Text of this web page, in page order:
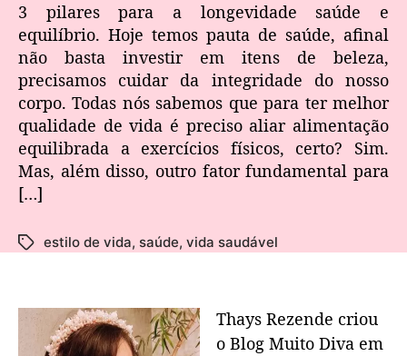
3 pilares para a longevidade saúde e
equilíbrio. Hoje temos pauta de saúde, afinal
não basta investir em itens de beleza,
precisamos cuidar da integridade do nosso
corpo. Todas nós sabemos que para ter melhor
qualidade de vida é preciso aliar alimentação
equilibrada a exercícios físicos, certo? Sim.
Mas, além disso, outro fator fundamental para
[…]
estilo de vida, saúde, vida saudável
Thays Rezende criou
o Blog Muito Diva em